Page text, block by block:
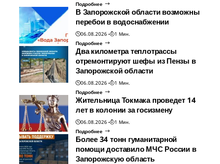
Подробнее
В Запорожской области возможны
перебои в водоснабжении
06.08.2026
1 Мин.
Подробнее
Два километра теплотрассы
отремонтируют шефы из Пензы в
Запорожской области
06.08.2026
1 Мин.
Подробнее
Жительница Токмака проведет 14
лет в колонии за госизмену
06.08.2026
1 Мин.
Подробнее
Более 34 тонн гуманитарной
помощи доставило МЧС России в
Запорожскую область